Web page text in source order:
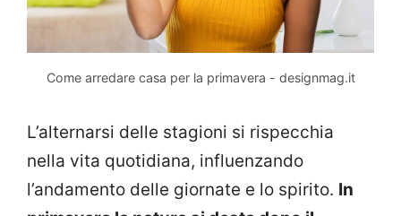
Come arredare casa per la primavera - designmag.it
L’alternarsi delle stagioni si rispecchia
nella vita quotidiana, influenzando
l’andamento delle giornate e lo spirito. In